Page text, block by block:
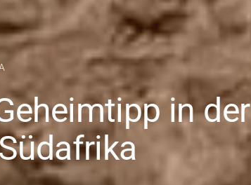
in der